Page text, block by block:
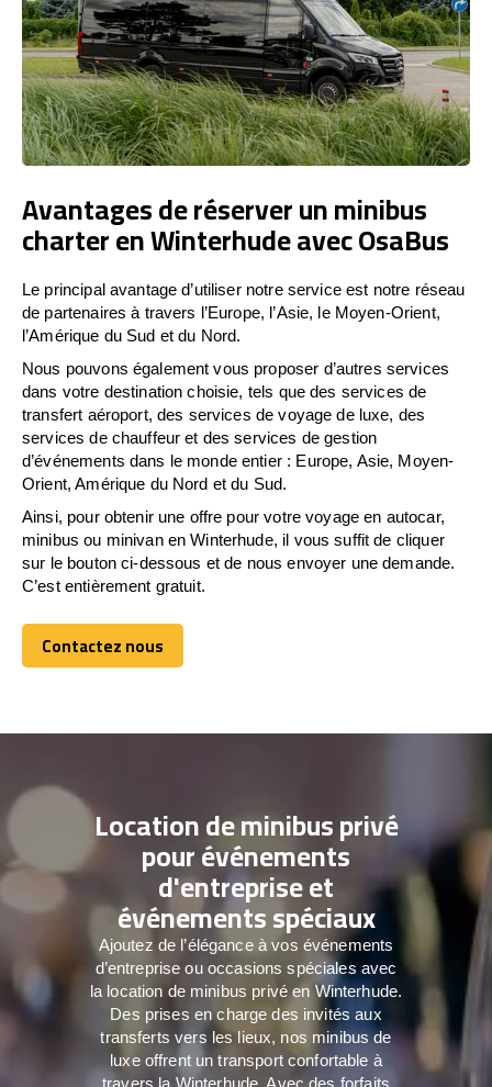
Avantages de réserver un minibus
charter en Winterhude avec OsaBus
Le principal avantage d’utiliser notre service est notre réseau
de partenaires à travers l’Europe, l’Asie, le Moyen-Orient,
l’Amérique du Sud et du Nord.
Nous pouvons également vous proposer d’autres services
dans votre destination choisie, tels que des services de
transfert aéroport, des services de voyage de luxe, des
services de chauffeur et des services de gestion
d’événements dans le monde entier : Europe, Asie, Moyen-
Orient, Amérique du Nord et du Sud.
Ainsi, pour obtenir une offre pour votre voyage en autocar,
minibus ou minivan en Winterhude, il vous suffit de cliquer
sur le bouton ci-dessous et de nous envoyer une demande.
C’est entièrement gratuit.
Contactez nous
Contactez nous
Location de minibus privé
pour événements
d'entreprise et
événements spéciaux
Ajoutez de l’élégance à vos événements
d’entreprise ou occasions spéciales avec
la location de minibus privé en Winterhude.
Des prises en charge des invités aux
transferts vers les lieux, nos minibus de
luxe offrent un transport confortable à
travers la Winterhude. Avec des forfaits